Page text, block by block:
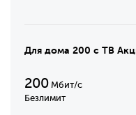
Для дома 200 с ТВ
200 Мбит/с
Безлимит